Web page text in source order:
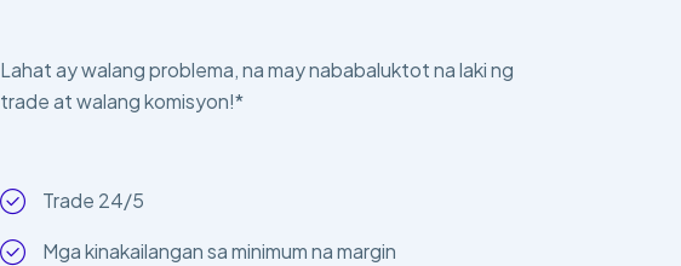
Lahat ay walang problema, na may nababaluktot na laki ng
trade at walang komisyon!*
Trade 24/5
Mga kinakailangan sa minimum na margin